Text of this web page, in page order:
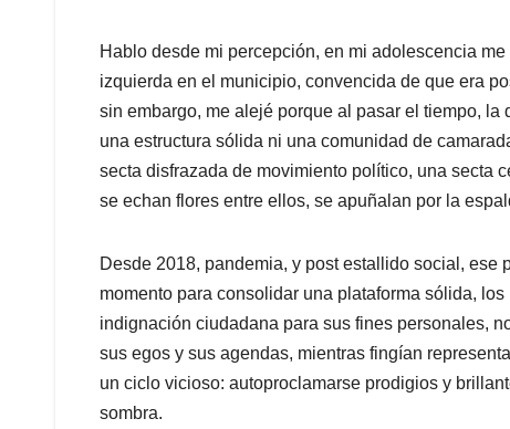
Hablo desde mi percepción, en mi adolescencia
izquierda en el municipio, convencida de que era
sin embargo, me alejé porque al pasar el tiempo,
una estructura sólida ni una comunidad de
secta disfrazada de movimiento político, una secta
se echan flores entre ellos, se apuñalan por la
Desde 2018, pandemia, y post estallido social, ese
momento para consolidar una plataforma sólida,
indignación ciudadana para sus fines personales,
sus egos y sus agendas, mientras fingían
un ciclo vicioso: autoproclamarse prodigios y
sombra.